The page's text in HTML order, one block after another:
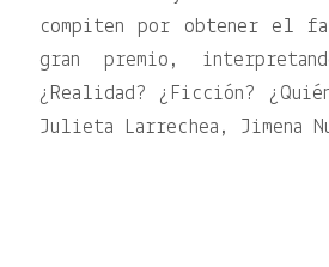
compiten por obtener el
gran premio,
¿Realidad? ¿Ficción?
Julieta Larrechea, Jimena